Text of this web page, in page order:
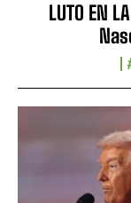
LUTO EN